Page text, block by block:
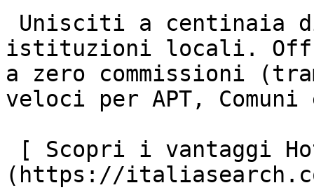
istituzioni locali.
a zero commissioni
veloci per APT,
(https://